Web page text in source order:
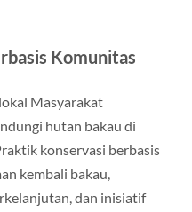
Komunitas
Masyarakat
hutan bakau di
konservasi berbasis
kembali bakau,
dan inisiatif